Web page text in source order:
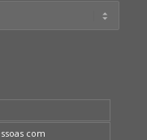
com